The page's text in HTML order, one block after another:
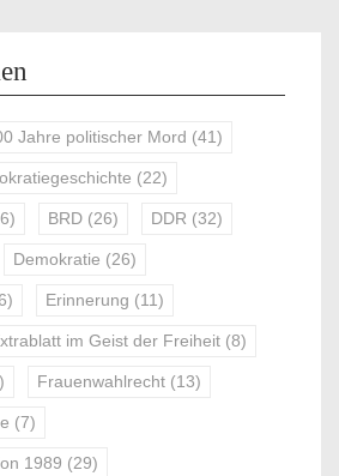
Jahre politischer Mord (41)
(22)
BRD (26) DDR (32)
Demokratie (26)
Erinnerung (11)
im Geist der Freiheit (8)
Frauenwahlrecht (13)
(7)
1989 (29)